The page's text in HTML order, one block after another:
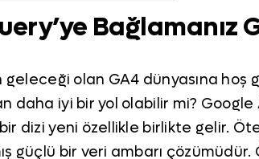
Bağlamanız
olan GA4 dünyasına hoş
daha iyi bir yol olabilir mi?
dizi yeni özellikle birlikte gelir.
güçlü bir veri ambarı çözümüdür.